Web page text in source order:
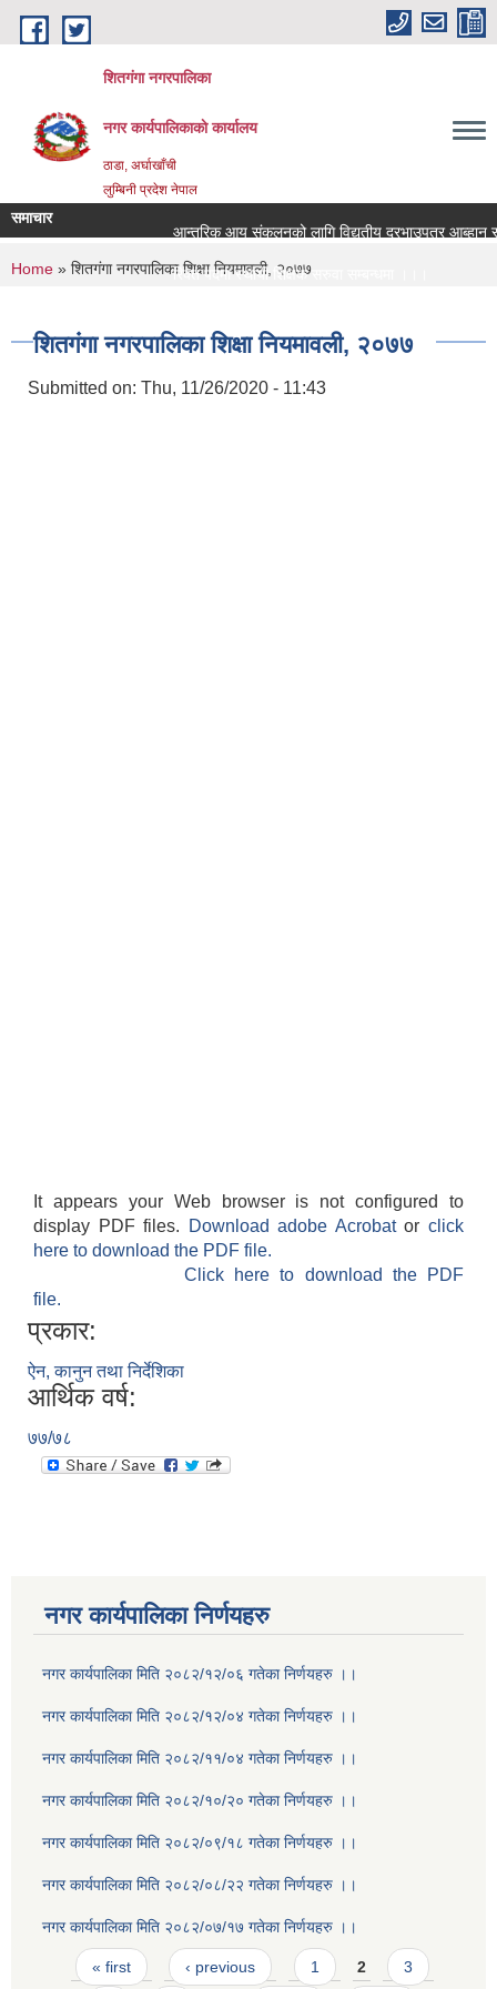
Skip to main content
शितगंगा नगरपालिका
नगर कार्यपालिकाकाे कार्यालय
ठाडा, अर्घाखाँची
लुम्बिनी प्रदेश नेपाल
समाचार
आन्तरिक आय संकलनको लागि विद्युतीय दरभाउपत्र आब्हान
रिक्त पदमा स्थायी शिक्षक सरुवा सम्बन्धमा ।।।
You are here
Home » शितगंगा नगरपालिका शिक्षा नियमावली, २०७७
शितगंगा नगरपालिका शिक्षा नियमावली, २०७७
Submitted on: Thu, 11/26/2020 - 11:43
It appears your Web browser is not configured to
display PDF files.
Download adobe Acrobatorclick
here to download the PDF file.
Click here to download the PDF
file.
प्रकार:
ऐन, कानुन तथा निर्देशिका
आर्थिक वर्ष:
७७/७८
नगर कार्यपालिका निर्णयहरु
नगर कार्यपालिका मिति २०८२/१२/०६ गतेका निर्णयहरु ।।
नगर कार्यपालिका मिति २०८२/१२/०४ गतेका निर्णयहरु ।।
नगर कार्यपालिका मिति २०८२/११/०४ गतेका निर्णयहरु ।।
नगर कार्यपालिका मिति २०८२/१०/२० गतेका निर्णयहरु ।।
नगर कार्यपालिका मिति २०८२/०९/१८ गतेका निर्णयहरु ।।
नगर कार्यपालिका मिति २०८२/०८/२२ गतेका निर्णयहरु ।।
नगर कार्यपालिका मिति २०८२/०७/१७ गतेका निर्णयहरु ।।
Pages
« first ‹ previous 1 2 3